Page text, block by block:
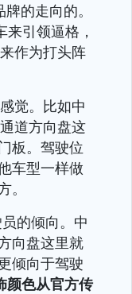
的走向的。
引领逼格，
作为打头阵
觉。比如中
道方向盘这
板。驾驶位
车型一样做
的倾向。中
向盘这里就
倾向于驾驶
颜色从官方传